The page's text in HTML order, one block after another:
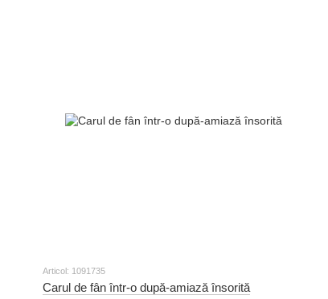
Articol: 1091735
Carul de fân într-o după-amiază însorită